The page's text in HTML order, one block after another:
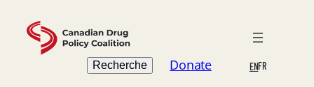
content
Search
Recherche Donate ENFR